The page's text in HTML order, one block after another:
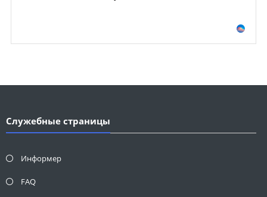
Служебные страницы
Информер
FAQ